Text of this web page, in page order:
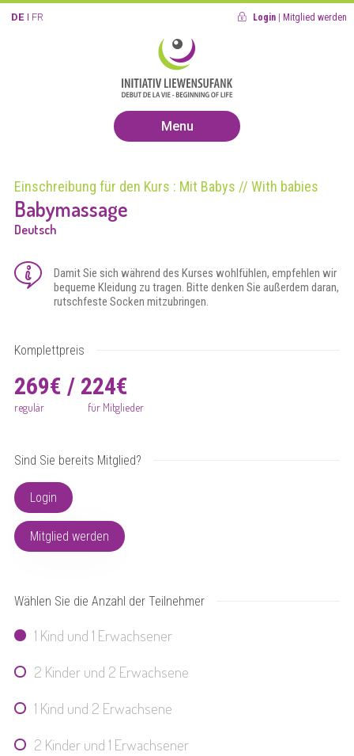
DE FR Login Mitglied werden
Menu
Einschreibung für den Kurs : Mit Babys // With babies
Babymassage
Deutsch
Damit Sie sich während des Kurses wohlfühlen, empfehlen wir
bequeme Kleidung zu tragen. Bitte denken Sie außerdem daran,
rutschfeste Socken mitzubringen.
Komplettpreis
269€ / 224€
regulär für Mitglieder
Sind Sie bereits Mitglied?
Login
Mitglied werden
Wählen Sie die Anzahl der Teilnehmer
1 Kind und 1 Erwachsener
2 Kinder und 2 Erwachsene
1 Kind und 2 Erwachsene
2 Kinder und 1 Erwachsener